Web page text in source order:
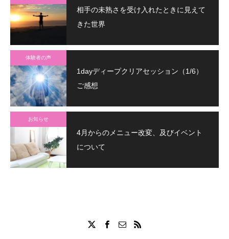
相手の未熟さを受け入れたときに見えて
きた世界
体験者の声
1dayディープクリアセッション（1/6）
ご感想
お知らせ
4月からのメニュー改変、及びイベント
について